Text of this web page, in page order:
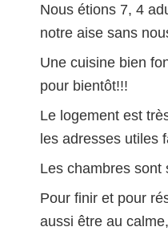
Nous étions 7, 4
notre aise sans
Une cuisine bien
pour bientôt!!!
Le logement est
les adresses utiles
Les chambres sont
Pour finir et pour
aussi être au